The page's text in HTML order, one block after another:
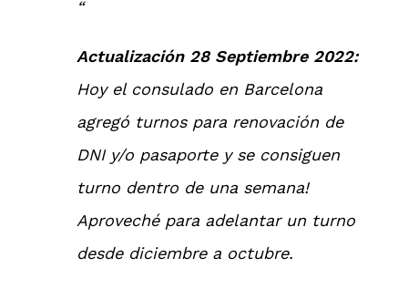
Actualización 28 Septiembre 2022:
Hoy el consulado en Barcelona
agregó turnos para renovación de
DNI y/o pasaporte y se consiguen
turno dentro de una semana!
Aproveché para adelantar un turno
desde diciembre a octubre.